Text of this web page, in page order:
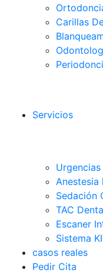
Carillas
Servicios
Anestesia
Sedación
TAC
Escaner
Sistema
casos reales
Pedir Cita